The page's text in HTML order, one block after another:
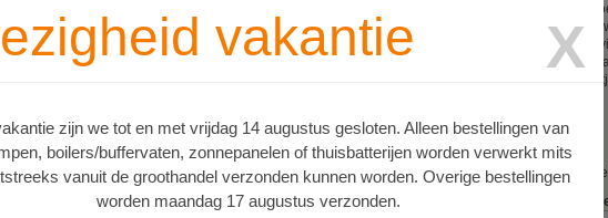
vakantie X
zijn we tot en met vrijdag 14 augustus gesloten. Alleen bestellingen van
boilers/buffervaten, zonnepanelen of thuisbatterijen worden verwerkt mits
vanuit de groothandel verzonden kunnen worden. Overige bestellingen
worden maandag 17 augustus verzonden.
Om een MC-4 connector
kabel te monteren moet
afsluitrubber behoorlijk
vastgedraaid. Met behulp
steeksleutels is dat een
47183110
Type
MultiContact
particulier / zakelijk /